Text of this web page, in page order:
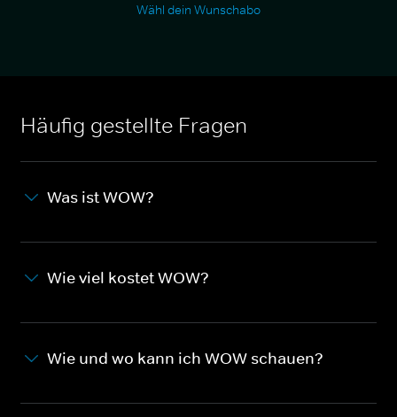
Wähl dein Wunschabo
Häufig gestellte Fragen
Was ist WOW?
Wie viel kostet WOW?
Wie und wo kann ich WOW schauen?